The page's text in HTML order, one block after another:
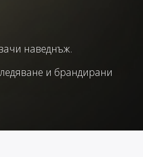
наведнъж.
и брандирани